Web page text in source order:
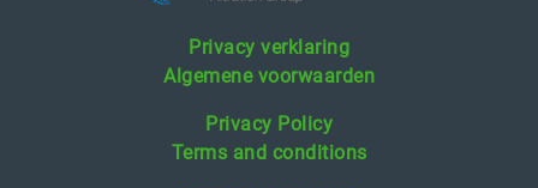
Privacy verklaring
Algemene voorwaarden
Privacy Policy
Terms and conditions